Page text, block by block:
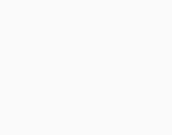
de 2026.